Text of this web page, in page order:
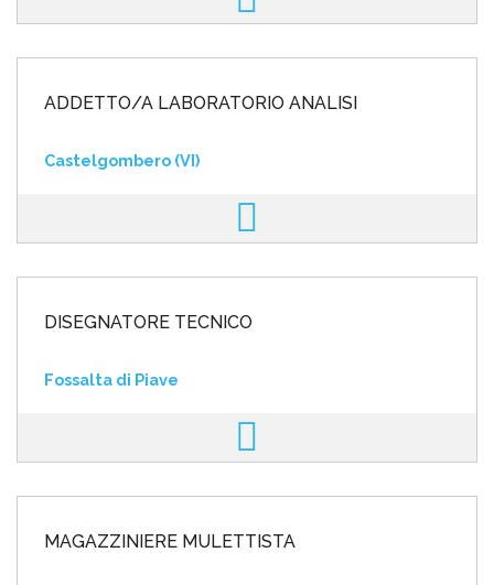
ADDETTO/A LABORATORIO ANALISI
Castelgombero (VI)
DISEGNATORE TECNICO
Fossalta di Piave
MAGAZZINIERE MULETTISTA